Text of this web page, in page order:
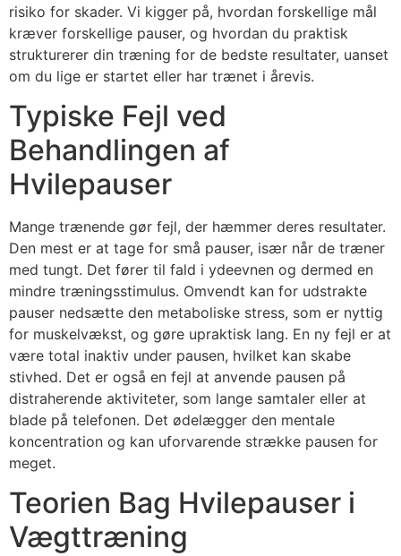
risiko for skader. Vi kigger på, hvordan forskellige mål
kræver forskellige pauser, og hvordan du praktisk
strukturerer din træning for de bedste resultater, uanset
om du lige er startet eller har trænet i årevis.
Typiske Fejl ved
Behandlingen af
Hvilepauser
Mange trænende gør fejl, der hæmmer deres resultater.
Den mest er at tage for små pauser, især når de træner
med tungt. Det fører til fald i ydeevnen og dermed en
mindre træningsstimulus. Omvendt kan for udstrakte
pauser nedsætte den metaboliske stress, som er nyttig
for muskelvækst, og gøre upraktisk lang. En ny fejl er at
være total inaktiv under pausen, hvilket kan skabe
stivhed. Det er også en fejl at anvende pausen på
distraherende aktiviteter, som lange samtaler eller at
blade på telefonen. Det ødelægger den mentale
koncentration og kan uforvarende strække pausen for
meget.
Teorien Bag Hvilepauser i
Vægttræning